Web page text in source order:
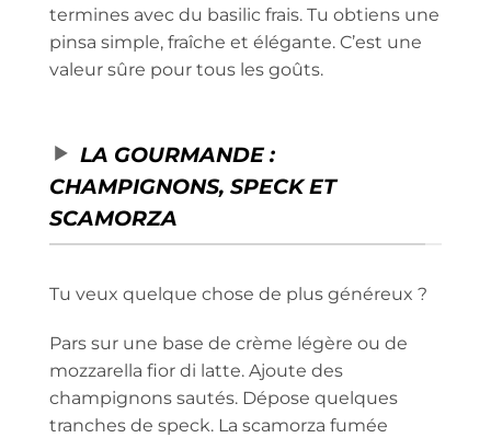
termines avec du basilic frais. Tu obtiens une
pinsa simple, fraîche et élégante. C’est une
valeur sûre pour tous les goûts.
LA GOURMANDE :
CHAMPIGNONS, SPECK ET
SCAMORZA
Tu veux quelque chose de plus généreux ?
Pars sur une base de crème légère ou de
mozzarella fior di latte. Ajoute des
champignons sautés. Dépose quelques
tranches de speck. La scamorza fumée